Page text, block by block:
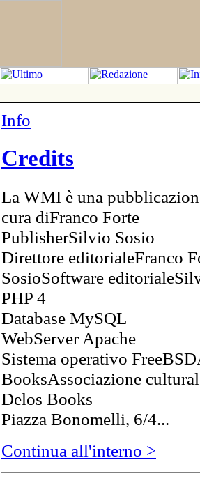
Info
Credits
La WMI è una
cura diFranco Forte
PublisherSilvio Sosio
Direttore editorialeFranco
SosioSoftware
PHP 4
Database MySQL
WebServer Apache
Sistema operativo
BooksAssociazione
Delos Books
Piazza Bonomelli, 6/4...
Continua all'interno >